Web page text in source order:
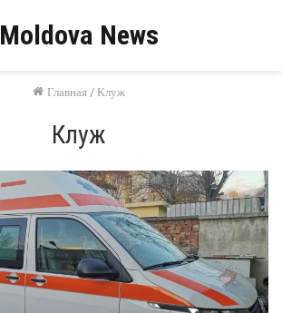
Moldova News
Главная /Клуж
Клуж